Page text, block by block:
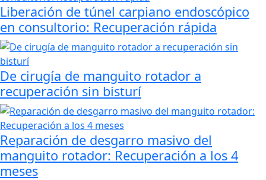
Liberación de túnel carpiano endoscópico
en consultorio: Recuperación rápida
De cirugía de manguito rotador a
recuperación sin bisturí
Reparación de desgarro masivo del
manguito rotador: Recuperación a los 4
meses